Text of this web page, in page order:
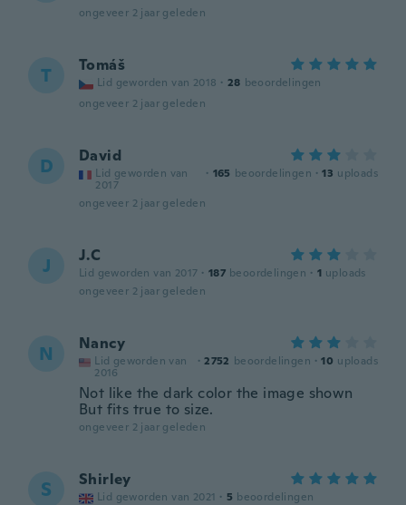
ongeveer 2 jaar geleden
T Tomáš
Lid geworden van 2018 · 28 beoordelingen
ongeveer 2 jaar geleden
D David
Lid geworden van
2017
· 165 beoordelingen · 13 uploads
ongeveer 2 jaar geleden
J J.C
Lid geworden van 2017 · 187 beoordelingen · 1 uploads
ongeveer 2 jaar geleden
N Nancy
Lid geworden van
2016
· 2752 beoordelingen · 10 uploads
Not like the dark color the image shown
But fits true to size.
ongeveer 2 jaar geleden
S Shirley
Lid geworden van 2021 · 5 beoordelingen